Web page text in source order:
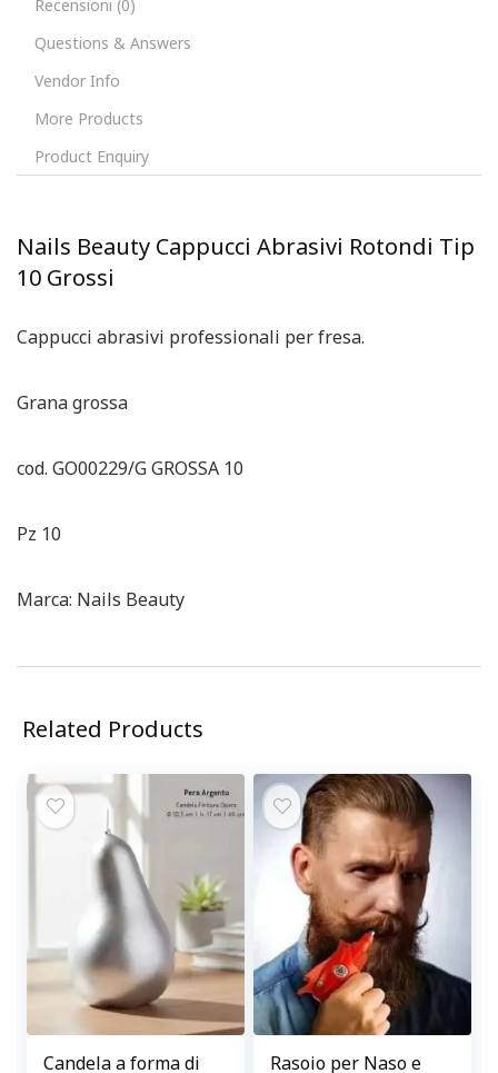
Recensioni (0)
Questions & Answers
Vendor Info
More Products
Product Enquiry
Nails Beauty Cappucci Abrasivi Rotondi Tip
10 Grossi
Cappucci abrasivi professionali per fresa.
Grana grossa
cod. GO00229/G GROSSA 10
Pz 10
Marca: Nails Beauty
Related Products
Candela a forma di
Rasoio per Naso e